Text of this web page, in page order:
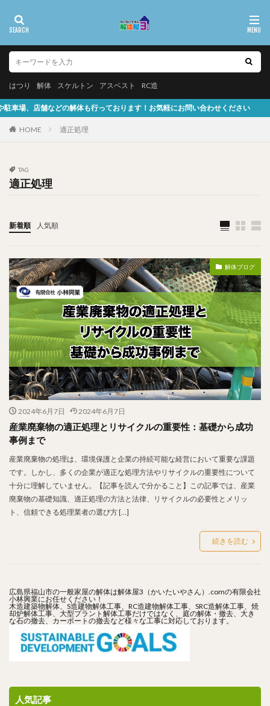
はつり 解体 スケルトン アスベスト RC造
どの解体も行っております！お気軽にお問い合わせください
HOME 適正処理
TAG
適正処理
新着順 人気順
解体ブログ
2024年6月7日 2024年6月7日
産業廃棄物の適正処理とリサイクルの重要性：基礎から成功
事例まで
産業廃棄物の処理は、環境保護と企業の持続可能な経営において重要な課題
です。しかし、多くの企業が適正な処理方法やリサイクルの重要性について
十分に理解していません。【記事を読んで分かること】この記事では、産業
廃棄物の基礎知識、適正処理の方法と法律、リサイクルの必要性とメリッ
ト、信頼できる処理業者の選び方 […]
続きを読む
広島県福山市の一般家屋の解体は解体屋3（かいたいやさん）.comの有限会社
小林興業にお任せください！
木造建築物解体、S造建物解体工事、RC造建物解体工事、SRC造解体工事、焼
却炉解体工事、大型プラント解体工事だけではなく、庭の解体・撤去、大き
な石の撤去、カーポートの撤去など様々な工事に対応しております。
人気記事